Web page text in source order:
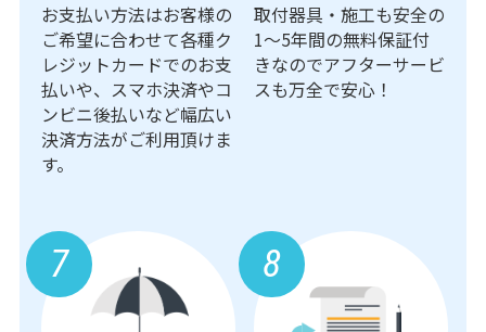
お支払い方法はお客様の
ご希望に合わせて各種ク
レジットカードでのお支
払いや、スマホ決済やコ
ンビニ後払いなど幅広い
決済方法がご利用頂けま
す。
取付器具・施工も安全の
1〜5年間の無料保証付
きなのでアフターサービ
スも万全で安心！
7 8